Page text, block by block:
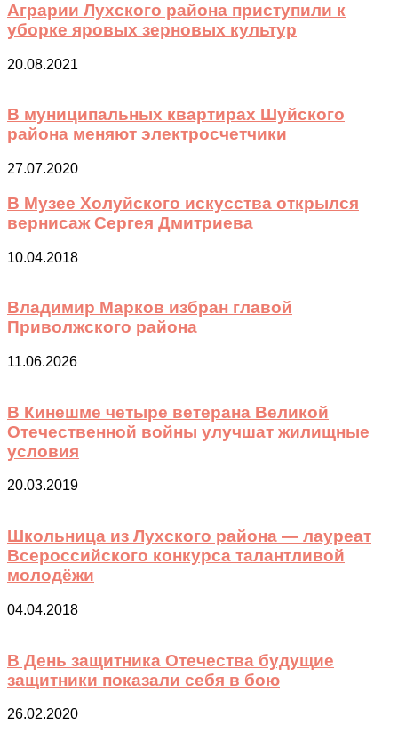
Аграрии Лухского района приступили к
уборке яровых зерновых культур
20.08.2021
В муниципальных квартирах Шуйского
района меняют электросчетчики
27.07.2020
В Музее Холуйского искусства открылся
вернисаж Сергея Дмитриева
10.04.2018
Владимир Марков избран главой
Приволжского района
11.06.2026
В Кинешме четыре ветерана Великой
Отечественной войны улучшат жилищные
условия
20.03.2019
Школьница из Лухского района — лауреат
Всероссийского конкурса талантливой
молодёжи
04.04.2018
В День защитника Отечества будущие
защитники показали себя в бою
26.02.2020